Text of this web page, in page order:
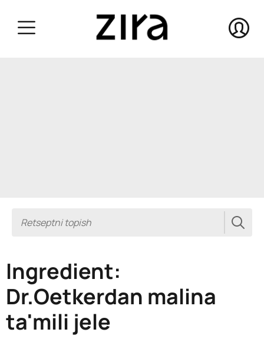
Ingredient:
Dr.Oetkerdan malina
ta'mili jele